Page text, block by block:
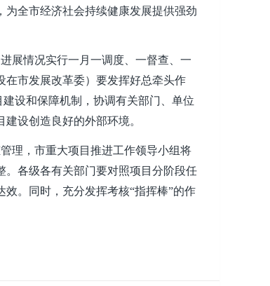
全市经济社会持续健康发展提供强劲
展情况实行一月一调度、一督查、一
在市发展改革委）要发挥好总牵头作
设和保障机制，协调有关部门、单位
设创造良好的外部环境。
理，市重大项目推进工作领导小组将
各级各有关部门要对照项目分阶段任
。同时，充分发挥考核“指挥棒”的作